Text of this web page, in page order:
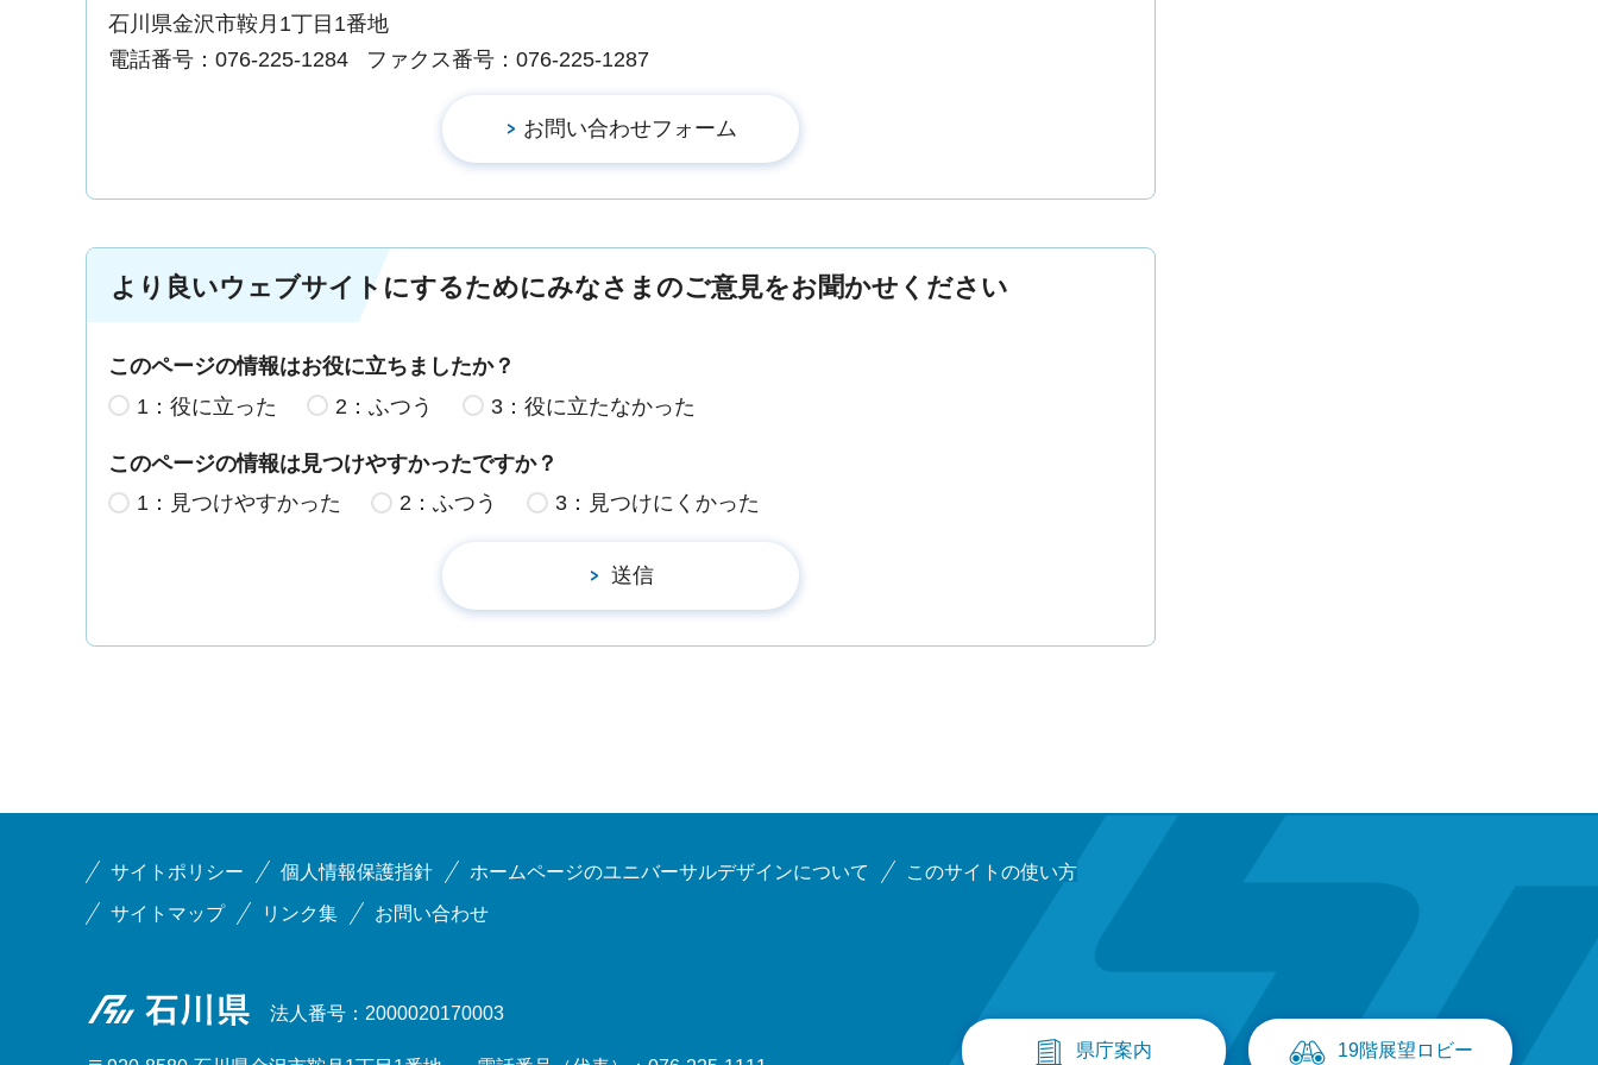
石川県金沢市鞍月1丁目1番地
電話番号：076-225-1284
ファクス番号：076-225-1287
より良いウェブサイトにするためにみなさまのご意見をお聞かせください
このページの情報はお役に立ちましたか？
1：役に立った
2：ふつう 3：役に立たなかった
このページの情報は見つけやすかったですか？
1：見つけやすかった
2：ふつう 3：見つけにくかった
サイトポリシー 個人情報保護指針 ホームページのユニバーサルデザインについて このサイトの使い方
サイトマップ リンク集 お問い合わせ
石川県 法人番号：2000020170003
県庁案内 19階展望ロビー